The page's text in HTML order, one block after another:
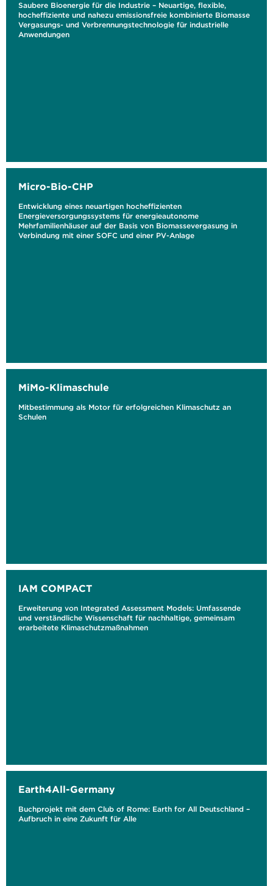
Saubere Bioenergie für die Industrie – Neuartige, flexible,
hocheffiziente und nahezu emissionsfreie kombinierte Biomasse
Vergasungs- und Verbrennungstechnologie für industrielle
Anwendungen
Micro-Bio-CHP
Entwicklung eines neuartigen hocheffizienten
Energieversorgungssystems für energieautonome
Mehrfamilienhäuser auf der Basis von Biomassevergasung in
Verbindung mit einer SOFC und einer PV-Anlage
MiMo-Klimaschule
Mitbestimmung als Motor für erfolgreichen Klimaschutz an
Schulen
IAM COMPACT
Erweiterung von Integrated Assessment Models: Umfassende
und verständliche Wissenschaft für nachhaltige, gemeinsam
erarbeitete Klimaschutzmaßnahmen
Earth4All-Germany
Buchprojekt mit dem Club of Rome: Earth for All Deutschland –
Aufbruch in eine Zukunft für Alle